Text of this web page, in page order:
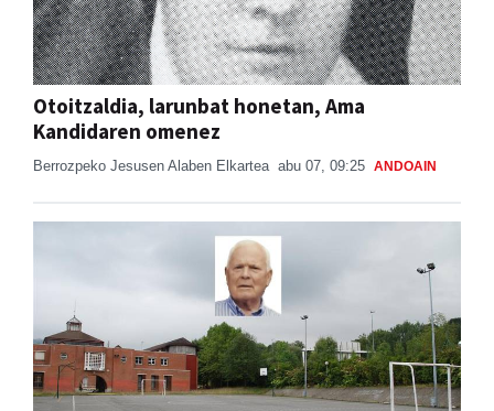
Otoitzaldia, larunbat honetan, Ama
Kandidaren omenez
Berrozpeko Jesusen Alaben Elkartea abu 07, 09:25 ANDOAIN